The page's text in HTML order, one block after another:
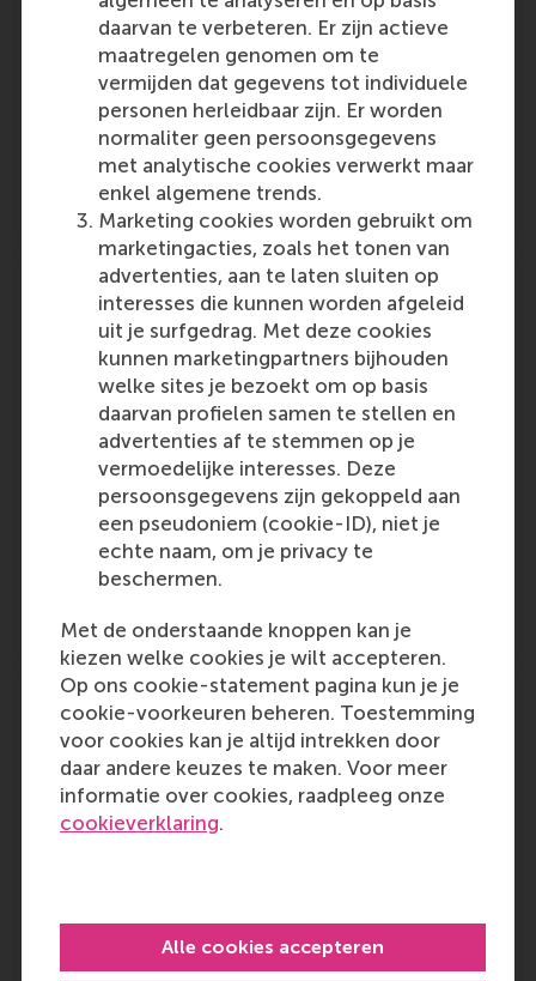
daarvan te verbeteren. Er zijn actieve
maatregelen genomen om te
vermijden dat gegevens tot individuele
personen herleidbaar zijn. Er worden
normaliter geen persoonsgegevens
met analytische cookies verwerkt maar
enkel algemene trends.
Marketing cookies worden gebruikt om
marketingacties, zoals het tonen van
advertenties, aan te laten sluiten op
interesses die kunnen worden afgeleid
uit je surfgedrag. Met deze cookies
kunnen marketingpartners bijhouden
welke sites je bezoekt om op basis
daarvan profielen samen te stellen en
advertenties af te stemmen op je
vermoedelijke interesses. Deze
persoonsgegevens zijn gekoppeld aan
een pseudoniem (cookie-ID), niet je
echte naam, om je privacy te
beschermen.
Met de onderstaande knoppen kan je
kiezen welke cookies je wilt accepteren.
Op ons cookie-statement pagina kun je je
cookie-voorkeuren beheren. Toestemming
voor cookies kan je altijd intrekken door
daar andere keuzes te maken. Voor meer
informatie over cookies, raadpleeg onze
cookieverklaring.
Alle cookies accepteren
at RSM, is interviewed about the influx and
advancement of women into academic
positions, parenthood and…
Outlet:
TU Delft Media Type:
Online
Wednesday, 6 November 2024
After achieving unicorn status,
Amsterdam-based Mews wins the Top
250 Golden Scaler Award: Know more
Prof. Justin Jansen presented his research at
the Top 250 Golden Scaler Award when
Amsterdam-based Mews, a provider of
hospitality management cloud, won the title.
According to the research conducted by the
Erasmus Centre for…
Outlet:
Silicon Canals Media Type:
Online
Wednesday, 6 November 2024
Mews fastest growing Dutch company in
2024
Mews‘ cloud technology resulted in
unprecedented growth. After achieving
unicorn status in early 2024, the company has
the fastest-growing company…
Outlet:
Media Type: